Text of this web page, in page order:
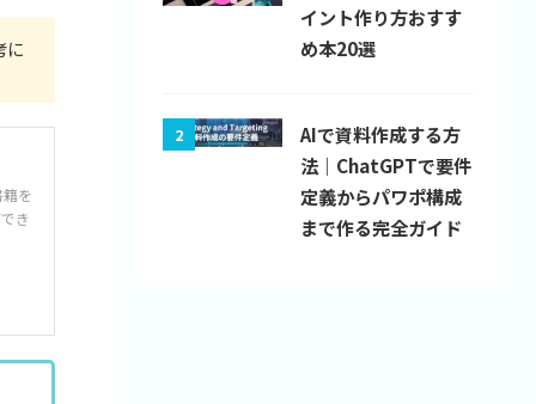
に
を
き
イント作り方おすす
め本20選
2
AIで資料作成する方
法｜ChatGPTで要件
定義からパワポ構成
まで作る完全ガイド